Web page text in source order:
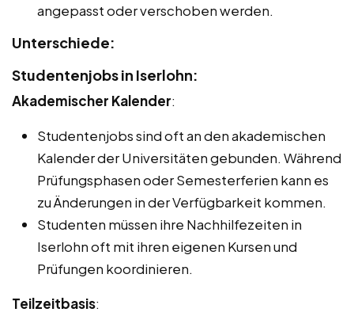
angepasst oder verschoben werden.
Unterschiede:
Studentenjobs in Iserlohn:
Akademischer Kalender:
Studentenjobs sind oft an den akademischen
Kalender der Universitäten gebunden. Während
Prüfungsphasen oder Semesterferien kann es
zu Änderungen in der Verfügbarkeit kommen.
Studenten müssen ihre Nachhilfezeiten in
Iserlohn oft mit ihren eigenen Kursen und
Prüfungen koordinieren.
Teilzeitbasis: